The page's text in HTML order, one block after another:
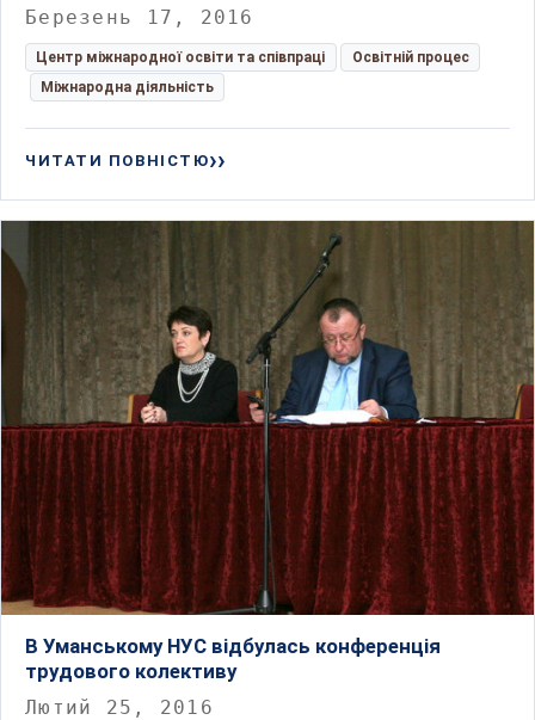
Березень 17, 2016
Центр міжнародної освіти та співпраці
Освітній процес
Міжнародна діяльність
ЧИТАТИ ПОВНІСТЮ
В Уманському НУС відбулась конференція
трудового колективу
Лютий 25, 2016